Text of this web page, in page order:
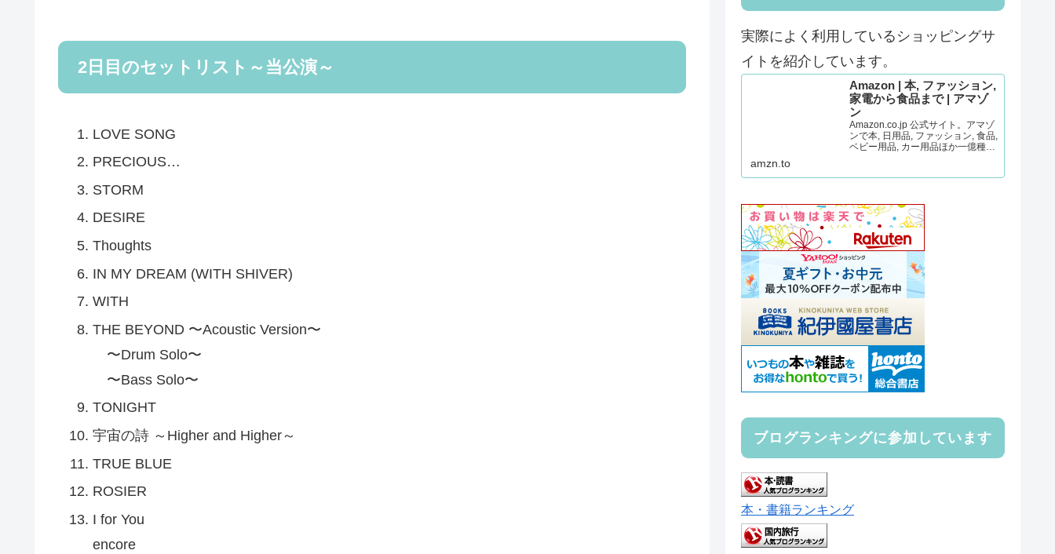
2日目のセットリスト～当公演～
LOVE SONG
PRECIOUS…
STORM
DESIRE
Thoughts
IN MY DREAM (WITH SHIVER)
WITH
THE BEYOND 〜Acoustic Version〜
〜Drum Solo〜
〜Bass Solo〜
TONIGHT
宇宙の詩 ～Higher and Higher～
TRUE BLUE
ROSIER
I for You
encore
実際によく利用しているショッピングサ
イトを紹介しています。
Amazon | 本, ファッション,
家電から食品まで | アマゾ
ン
Amazon.co.jp 公式サイト。アマゾ
ンで本, 日用品, ファッション, 食品,
ベビー用品, カー用品ほか一億種の
amzn.to
ブログランキングに参加しています
本・書籍ランキング